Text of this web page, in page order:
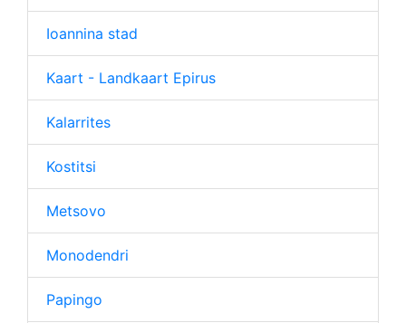
Ioannina stad
Kaart - Landkaart Epirus
Kalarrites
Kostitsi
Metsovo
Monodendri
Papingo